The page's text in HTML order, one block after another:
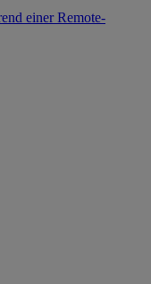
einer Remote-